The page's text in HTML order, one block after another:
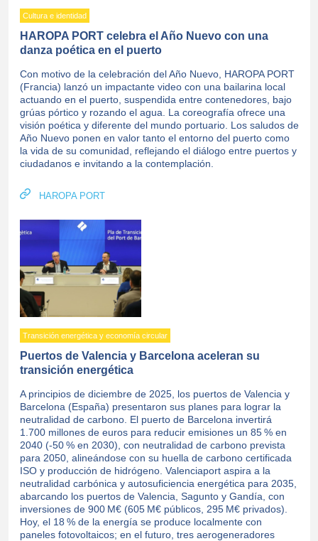
Cultura e identidad
HAROPA PORT celebra el Año Nuevo con una
danza poética en el puerto
Con motivo de la celebración del Año Nuevo, HAROPA PORT
(Francia) lanzó un impactante video con una bailarina local
actuando en el puerto, suspendida entre contenedores, bajo
grúas pórtico y rozando el agua. La coreografía ofrece una
visión poética y diferente del mundo portuario. Los saludos de
Año Nuevo ponen en valor tanto el entorno del puerto como
la vida de su comunidad, reflejando el diálogo entre puertos y
ciudadanos e invitando a la contemplación.
HAROPA PORT
Transición energética y economía circular
Puertos de Valencia y Barcelona aceleran su
transición energética
A principios de diciembre de 2025, los puertos de Valencia y
Barcelona (España) presentaron sus planes para lograr la
neutralidad de carbono. El puerto de Barcelona invertirá
1.700 millones de euros para reducir emisiones un 85 % en
2040 (-50 % en 2030), con neutralidad de carbono prevista
para 2050, alineándose con su huella de carbono certificada
ISO y producción de hidrógeno. Valenciaport aspira a la
neutralidad carbónica y autosuficiencia energética para 2035,
abarcando los puertos de Valencia, Sagunto y Gandía, con
inversiones de 900 M€ (605 M€ públicos, 295 M€ privados).
Hoy, el 18 % de la energía se produce localmente con
paneles fotovoltaicos; en el futuro, tres aerogeneradores